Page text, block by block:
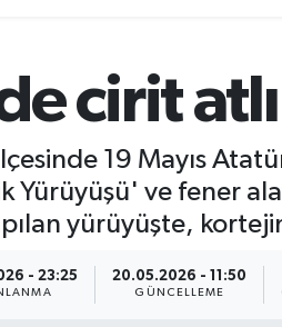
cirit
19 Mayıs
Yürüyüşü' ve fener
yürüyüşte,
- 23:25 20.05.2026 - 11:50
GÜNCELLEME